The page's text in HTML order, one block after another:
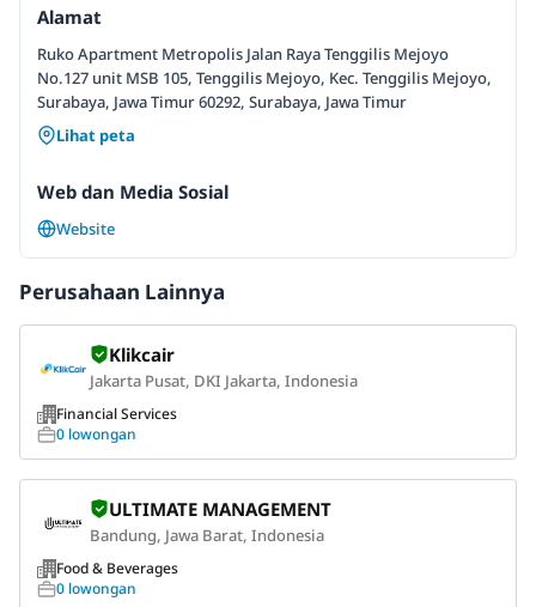
Alamat
Ruko Apartment Metropolis Jalan Raya Tenggilis Mejoyo
No.127 unit MSB 105, Tenggilis Mejoyo, Kec. Tenggilis Mejoyo,
Surabaya, Jawa Timur 60292, Surabaya, Jawa Timur
Lihat peta
Web dan Media Sosial
Website
Perusahaan Lainnya
Klikcair
Jakarta Pusat, DKI Jakarta, Indonesia
Financial Services
0 lowongan
ULTIMATE MANAGEMENT
Bandung, Jawa Barat, Indonesia
Food & Beverages
0 lowongan